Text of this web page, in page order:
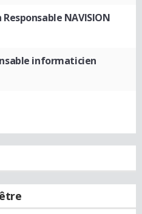
NAVISION
informaticien